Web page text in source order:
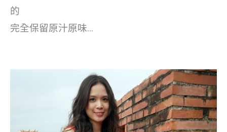
的
完全保留原汁原味…